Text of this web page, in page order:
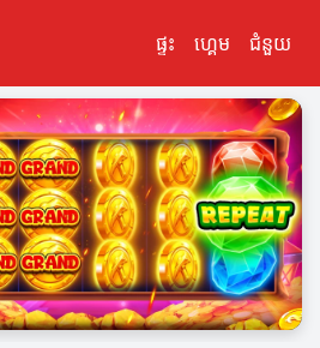
ផ្ទះ ហ្គេម ជំនួយ